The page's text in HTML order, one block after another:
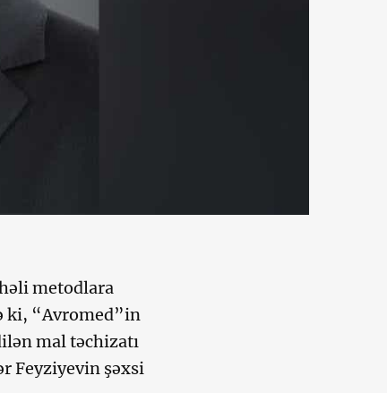
metodlara
ki, “Avromed”in
mal təchizatı
Feyziyevin şəxsi